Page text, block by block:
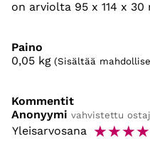
on arviolta 95 x 114 x 30
Paino
0,05 kg (Sisältää
Kommentit
Anonyymi vahvistettu
Yleisarvosana ☆☆☆☆